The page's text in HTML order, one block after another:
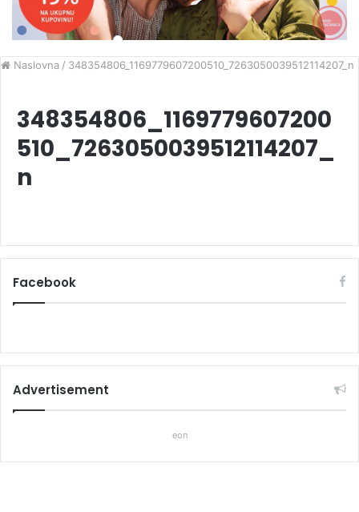
Naslovna / 348354806_1169779607200510_7263050039512114207_n
348354806_1169779607200
510_7263050039512114207_
n
Facebook
Advertisement
eon